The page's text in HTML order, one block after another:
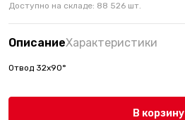
Доступно на складе: 88 526 шт.
ОписаниеХарактеристики
Отвод 32х90°
В корзину